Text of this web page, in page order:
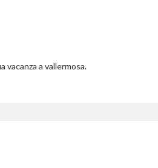
vacanza a vallermosa.